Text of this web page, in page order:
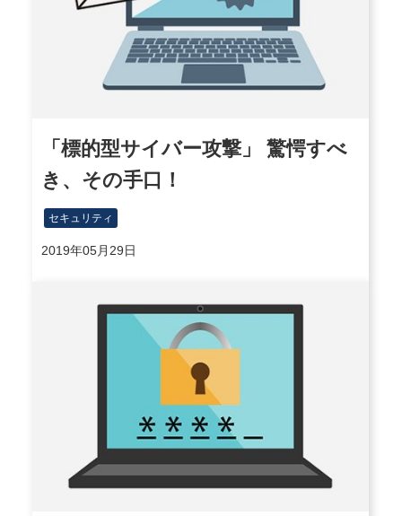
「標的型サイバー攻撃」 驚愕すべ
き、その手口！
セキュリティ
2019年05月29日